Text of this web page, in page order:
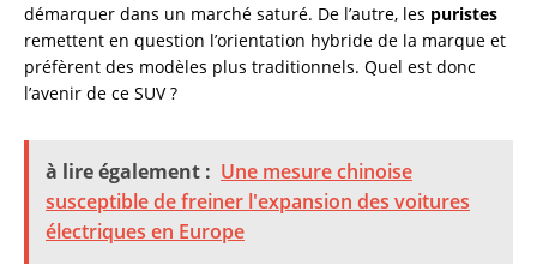
démarquer dans un marché saturé. De l’autre, les puristes
remettent en question l’orientation hybride de la marque et
préfèrent des modèles plus traditionnels. Quel est donc
l’avenir de ce SUV ?
à lire également : Une mesure chinoise
susceptible de freiner l'expansion des voitures
électriques en Europe